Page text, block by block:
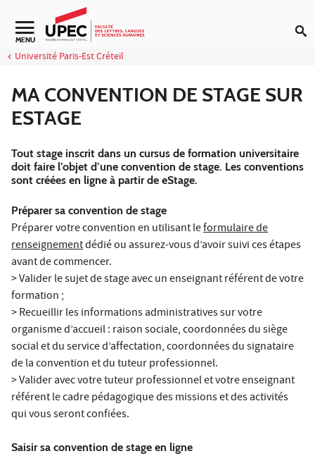
Aller au contenu
Navigation secondaire
MENU
Université Paris-Est Créteil
MA CONVENTION DE STAGE SUR
ESTAGE
Tout stage inscrit dans un cursus de formation universitaire
doit faire l’objet d’une convention de stage. Les conventions
sont créées en ligne à partir de eStage.
Préparer sa convention de stage
Préparer votre convention en utilisant leformulaire de
renseignementdédié ou assurez-vous d’avoir suivi ces étapes
avant de commencer.
> Valider le sujet de stage avec un enseignant référent de votre
formation ;
> Recueillir les informations administratives sur votre
organisme d’accueil : raison sociale, coordonnées du siège
social et du service d’affectation, coordonnées du signataire
de la convention et du tuteur professionnel.
> Valider avec votre tuteur professionnel et votre enseignant
référent le cadre pédagogique des missions et des activités
qui vous seront confiées.
Saisir sa convention de stage en ligne